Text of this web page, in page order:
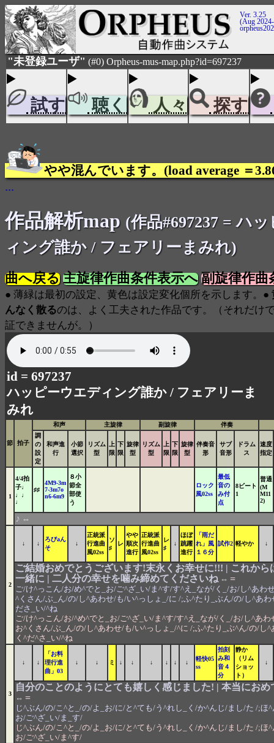
Ver. 3.25
(Aug
"未登録ユーザ" (#0) Orpheus-mus-map.php?id=697237
試す 聴く 人々 探す
やや混んでいます。(load average ＝
...
作品解析map (作品#697237 = ハ
ィング誰か / フェアリーまみれ)
曲へ戻る 主旋律作曲条件表示へ 副旋律作曲
● 薄緑は最初の設定、黄色は設定変化個所を示します。●
んなく散るのは、よく工夫された作品です。（それだけ
証できませんが。）
id = 697237
ハッピーウエディング誰か / フェアリーま
みれ
節 拍子
和声 主旋律 副旋律
伴奏
調
の
設
定
和声進
行
小節
選択
リズム
型
上
限
下
限
旋律
型
リズム
型
上
限
下
限
旋律
型
伴奏音
形
サブ
音形
ドラム
ス
速度
指定
1
4/4拍
子♩
♩♩
♩
♯♯
4M9-3m
7-3m7o
n6-6m9
８小
節全
部使
う
ロック
風02ss
最低
音の
み付
点
8ビート
1
普通
(M
M11
2)
♪ ⇔
2
↓ ↓
ろびaん
そ
↓
正統派
行進曲
風02ss
ソ
♯
レ
やや
順次
進行
正統派
行進曲
風02ss
レ
♯
↓
ほぼ
跳躍
進行
「雨だ
れ」風
１６分
試作2 軽やか ↓
ご結婚おめでとうございます!末永くお幸せに!!! | これから
一緒に | 二人分の幸せを噛み締めてくださいね ⇔ =
ご/け^っこん/お/め^でと_お/ご^ざ_い/ま^す/す^え_なが/く_/お/し^あわ
^くさん/ぶ_ん/の/し^あわせ/も/い^っしょ_/に /;ふ^たり_ぶん/の/し^あ
ださ_い/^ね
ご/け^っこん/お/^め^でと_お/ご^ざ_い/ま^す/す^え_なが/く_/お/し^あ
お^くさん/ぶ_ん/の/し^あわせ/も/い^っしょ_/^に /;ふ^たり_ぶ^ん/の/し
く^だ^さ_い/^ね
3
↓ ↓
「お料
理行進
曲」03
↓ ↓ ミ ↓ ↓ ↓ ↓ ↓ ↓
軽快05
ss
拍刻
み和
音４
分
静か
（リム
ショッ
ト）
↓
自分のことのようにとても嬉しく感じました! | 本当にお
⇔ =
じ^ぶん/の/こ^と_/の/よ_お/に/と^ても/う^れし_く/か^んじ/まし/た /;ほ
お/ご^ざ_い/ま_す/
じ^ぶん/の/こ^と_/の/よ_お/に/と^ても/う^れし_く/か^んじ/まし/た /;ほ
お/ご^ざ_い/ま^す/